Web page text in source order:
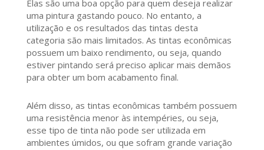
Elas são uma boa opção para quem deseja realizar
uma pintura gastando pouco. No entanto, a
utilização e os resultados das tintas desta
categoria são mais limitados. As tintas econômicas
possuem um baixo rendimento, ou seja, quando
estiver pintando será preciso aplicar mais demãos
para obter um bom acabamento final.
Além disso, as tintas econômicas também possuem
uma resistência menor às intempéries, ou seja,
esse tipo de tinta não pode ser utilizada em
ambientes úmidos, ou que sofram grande variação